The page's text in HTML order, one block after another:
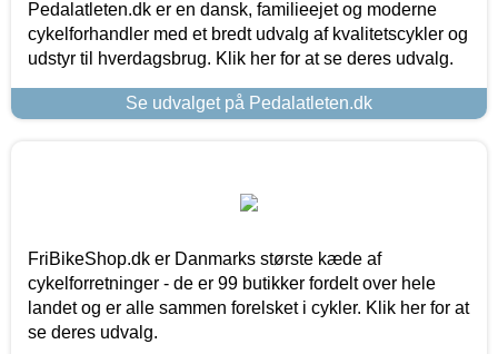
Pedalatleten.dk er en dansk, familieejet og moderne
cykelforhandler med et bredt udvalg af kvalitetscykler og
udstyr til hverdagsbrug. Klik her for at se deres udvalg.
Se udvalget på Pedalatleten.dk
FriBikeShop.dk er Danmarks største kæde af
cykelforretninger - de er 99 butikker fordelt over hele
landet og er alle sammen forelsket i cykler. Klik her for at
se deres udvalg.